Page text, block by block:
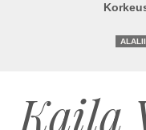
Kaila